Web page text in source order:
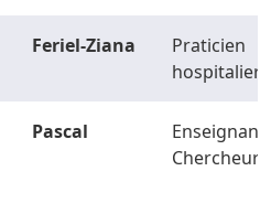
Feriel-Ziana
Praticien
hospitalier
Pascal
Enseignant-
Chercheur